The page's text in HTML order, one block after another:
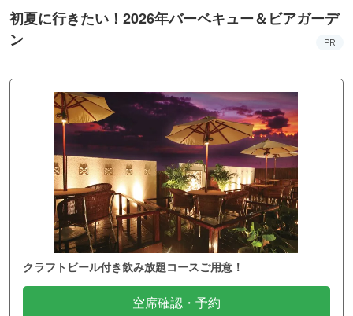
初夏に行きたい！2026年バーベキュー＆ビアガーデ
ン
PR
クラフトビール付き飲み放題コースご用意！
空席確認・予約